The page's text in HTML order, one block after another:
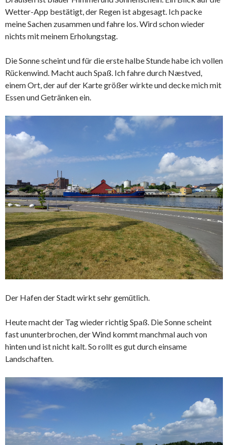
Wetter-App bestätigt, der Regen ist abgesagt. Ich packe
meine Sachen zusammen und fahre los. Wird schon wieder
nichts mit meinem Erholungstag.
Die Sonne scheint und für die erste halbe Stunde habe ich vollen
Rückenwind. Macht auch Spaß. Ich fahre durch Næstved,
einem Ort, der auf der Karte größer wirkte und decke mich mit
Essen und Getränken ein.
Der Hafen der Stadt wirkt sehr gemütlich.
Heute macht der Tag wieder richtig Spaß. Die Sonne scheint
fast ununterbrochen, der Wind kommt manchmal auch von
hinten und ist nicht kalt. So rollt es gut durch einsame
Landschaften.